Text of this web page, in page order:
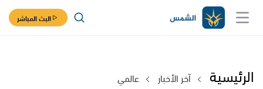
البث المباشر
الرئيسية آخر الأخبار عالمي